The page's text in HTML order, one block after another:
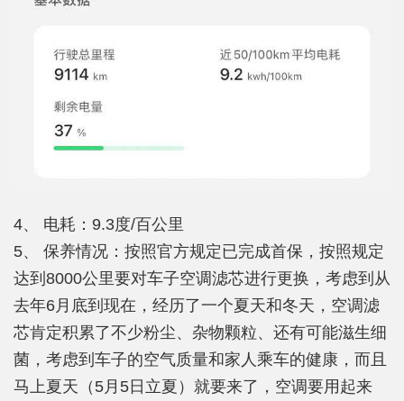
4、 电耗：9.3度/百公里
5、 保养情况：按照官方规定已完成首保，按照规定
达到8000公里要对车子空调滤芯进行更换，考虑到从
去年6月底到现在，经历了一个夏天和冬天，空调滤
芯肯定积累了不少粉尘、杂物颗粒、还有可能滋生细
菌，考虑到车子的空气质量和家人乘车的健康，而且
马上夏天（5月5日立夏）就要来了，空调要用起来